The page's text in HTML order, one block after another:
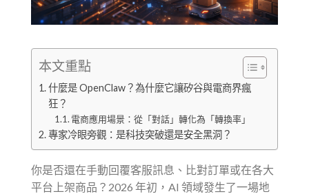
本文重點
什麼是 OpenClaw？為什麼它讓矽谷與電商界瘋
狂？
電商應用場景：從「對話」轉化為「轉換率」
專家冷眼旁觀：是科技突破還是安全黑洞？
你是否還在手動回覆客服訊息、比對訂單或在各大
平台上架商品？2026 年初，AI 領域發生了一場地